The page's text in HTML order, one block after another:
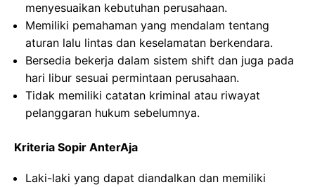
menyesuaikan kebutuhan perusahaan.
Memiliki pemahaman yang mendalam tentang
aturan lalu lintas dan keselamatan berkendara.
Bersedia bekerja dalam sistem shift dan juga pada
hari libur sesuai permintaan perusahaan.
Tidak memiliki catatan kriminal atau riwayat
pelanggaran hukum sebelumnya.
Kriteria Sopir AnterAja
Laki-laki yang dapat diandalkan dan memiliki